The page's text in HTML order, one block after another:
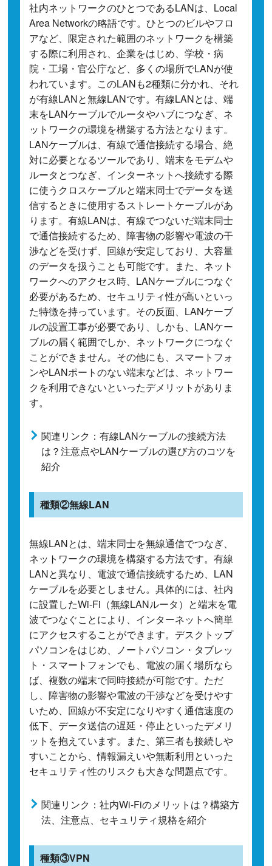
社内ネットワークのひとつであるLANは、Local
Area Networkの略語です。ひとつのビルやフロ
アなど、限定された範囲のネットワークを構築
する際に利用され、企業をはじめ、学校・病
院・工場・官公庁など、多くの場所でLANが使
われています。このLANも2種類に分かれ、それ
が有線LANと無線LANです。有線LANとは、端
末をLANケーブルでルータやハブにつなぎ、ネ
ットワークの環境を構築する方法となります。
LANケーブルは、有線で通信接続する場合、絶
対に必要となるツールであり、端末をモデムや
ルータとつなぎ、インターネットへ接続する際
に使うクロスケーブルと端末同士でデータを送
信するときに使用するストレートケーブルがあ
ります。有線LANは、有線でつないだ端末同士
で通信接続するため、障害物の影響や電波の干
渉などを受けず、回線が安定しており、大容量
のデータを扱うことも可能です。また、ネット
ワークへのアクセス時、LANケーブルにつなぐ
必要があるため、セキュリティ性が高いといっ
た特徴を持っています。その反面、LANケーブ
ルの設置工事が必要であり、しかも、LANケー
ブルの届く範囲でしか、ネットワークにつなぐ
ことができません。その他にも、スマートフォ
ンやLANポートのない端末などは、ネットワー
クを利用できないといったデメリットがありま
す。
関連リンク：有線LANケーブルの接続方法
は？注意点やLANケーブルの選び方のコツを
紹介
種類②無線LAN
無線LANとは、端末同士を無線通信でつなぎ、
ネットワークの環境を構築する方法です。有線
LANと異なり、電波で通信接続するため、LAN
ケーブルを必要としません。具体的には、社内
に設置したWi-Fi（無線LANルータ）と端末を電
波でつなぐことにより、インターネットへ簡単
にアクセスすることができます。デスクトップ
パソコンをはじめ、ノートパソコン・タブレッ
ト・スマートフォンでも、電波の届く場所なら
ば、複数の端末で同時接続が可能です。ただ
し、障害物の影響や電波の干渉などを受けやす
いため、回線が不安定になりやすく通信速度の
低下、データ送信の遅延・停止といったデメリ
ットを抱えています。また、第三者も接続しや
すいことから、情報漏えいや無断利用といった
セキュリティ性のリスクも大きな問題点です。
関連リンク：社内Wi-Fiのメリットは？構築方
法、注意点、セキュリティ規格を紹介
種類③VPN